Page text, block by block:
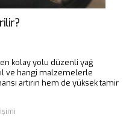
kolay yolu düzenli yağ
ve hangi malzemelerle
artırın hem de yüksek tamir